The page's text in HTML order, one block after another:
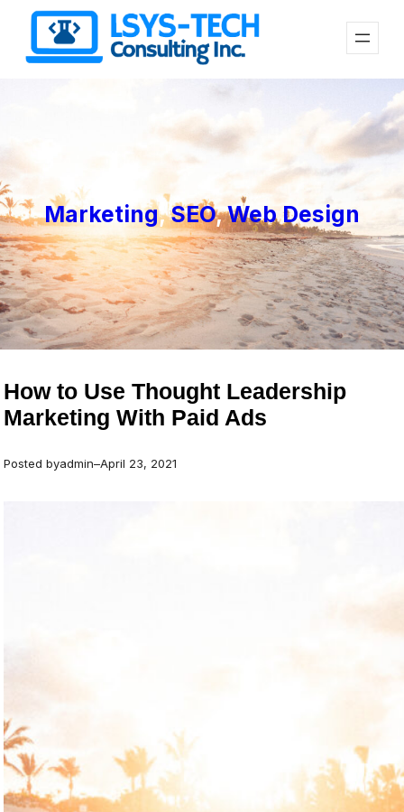
content
Marketing, SEO, Web Design
How to Use Thought Leadership
Marketing With Paid Ads
Posted byadmin–April 23, 2021